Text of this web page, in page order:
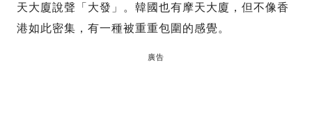
天大廈說聲「大發」。韓國也有摩天大廈，但不像香
港如此密集，有一種被重重包圍的感覺。
廣告